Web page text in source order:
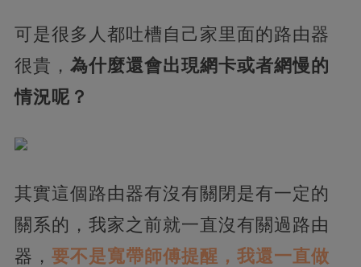
可是很多人都吐槽自己家里面的路由器
很貴， 為什麼還會出現網卡或者網慢的
情況呢？
其實這個路由器有沒有關閉是有一定的
關系的，我家之前就一直沒有關過路由
器， 要不是寬帶師傅提醒，我還一直做